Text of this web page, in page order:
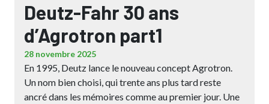
Deutz-Fahr 30 ans
d’Agrotron part1
28 novembre 2025
En 1995, Deutz lance le nouveau concept Agrotron.
Un nom bien choisi, qui trente ans plus tard reste
ancré dans les mémoires comme au premier jour. Une